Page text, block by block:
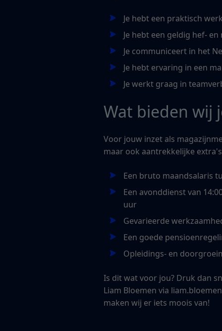
Je hebt een praktisch
Je hebt een geldig hef-
Je communiceert in het
Je hebt ervaring in een
Je werkt graag in
Wat bieden wij
Voor jouw inzet als
maar ook aantrekkelijke
Een bruto maandsalaris
Een avonddienst van
uur
Gevarieerde
Een goede
Opleidings- en
Is dit wat voor jou? Druk dan
Liam Bloemen via
maken wij er iets moois van!